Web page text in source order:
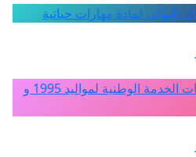
النهائي لمادة مهارات حياتية
استصدار إعفاء من إلتزامات الخدمة الوطنية لمواليد 1995 و